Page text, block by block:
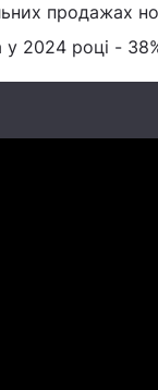
продажах
у 2024 році -